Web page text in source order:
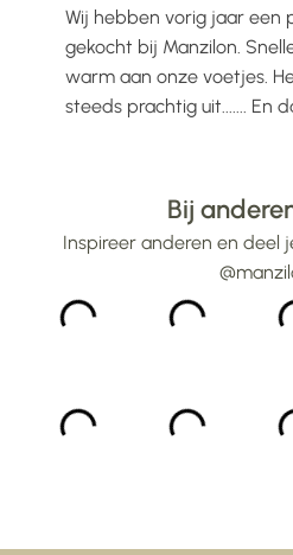
Wij hebben vorig jaar een
gekocht bij Manzilon.
warm aan onze voetjes.
steeds prachtig uit....... En
Bij
Inspireer anderen en deel